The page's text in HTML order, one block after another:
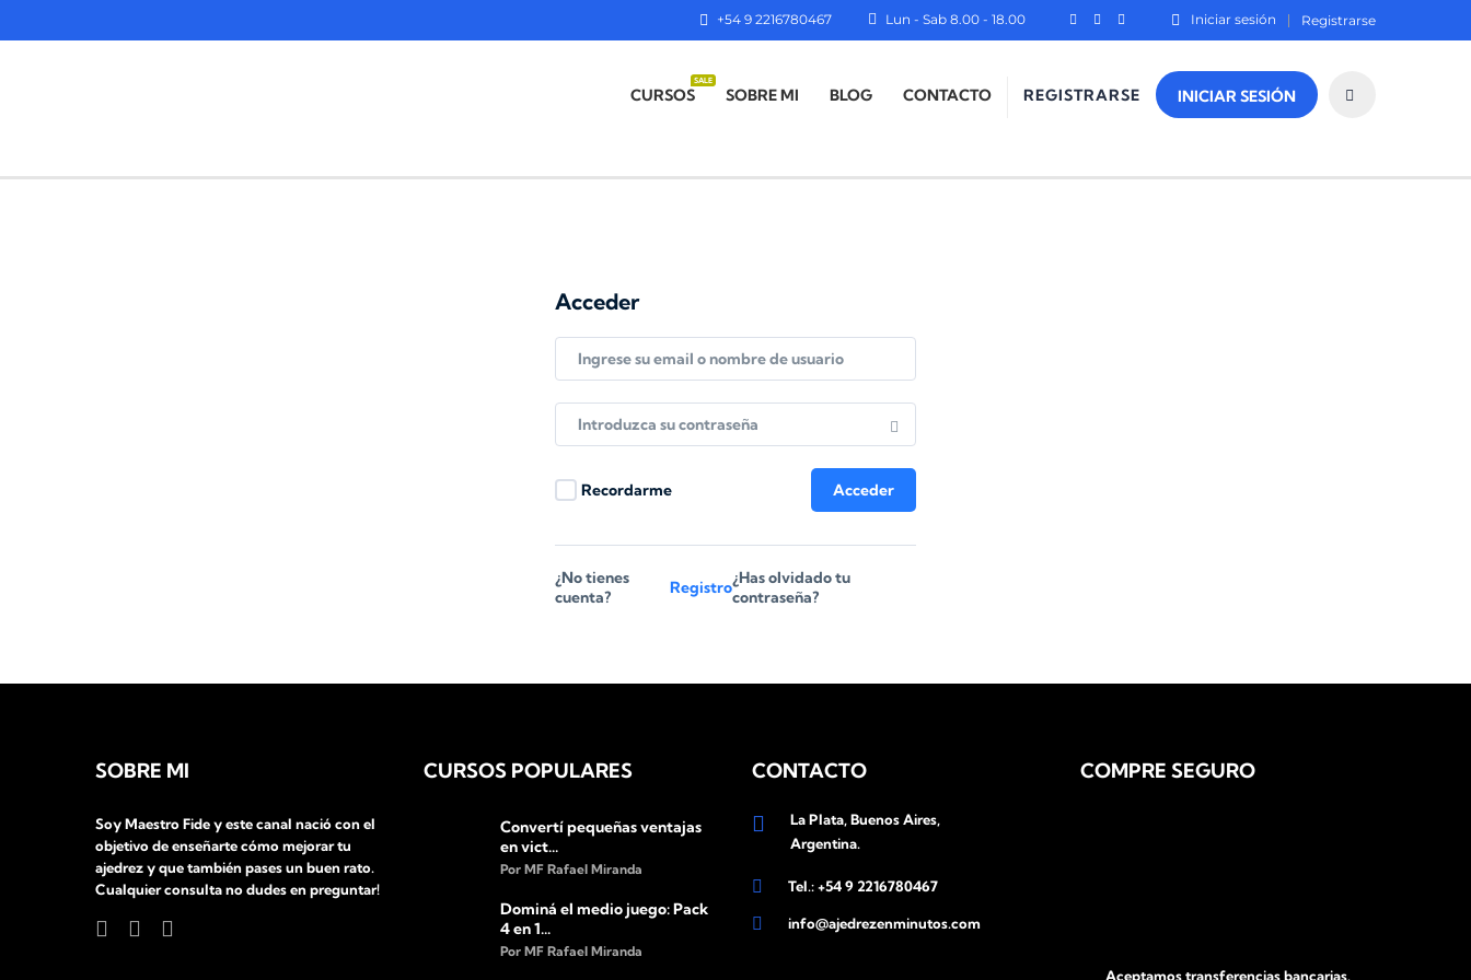
Iniciar sesión Registrarse
Lun - Sab 8.00 - 18.00
+54 9 2216780467
REGISTRARSE INICIAR SESIÓN
CURSOS
SALE
SOBRE MI BLOG CONTACTO
Acceder
Recordarme Acceder
¿No tienes
cuenta?
Registro¿Has olvidado tu
contraseña?
SOBRE MI
Soy Maestro Fide y este canal nació con el
objetivo de enseñarte cómo mejorar tu
ajedrez y que también pases un buen rato.
Cualquier consulta no dudes en preguntar!
CURSOS POPULARES
Convertí pequeñas ventajas
en vict...
Por MF Rafael Miranda
Dominá el medio juego: Pack
4 en 1...
Por MF Rafael Miranda
CONTACTO
La Plata, Buenos Aires,
Argentina.
Tel.: +54 9 2216780467
info@ajedrezenminutos.com
COMPRE SEGURO
Aceptamos transferencias bancarias.